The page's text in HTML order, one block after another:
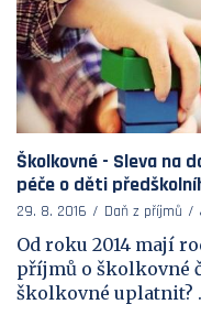
Školkovné - Sleva na
péče o děti
29. 8. 2016 Daň z příjmů
Od roku 2014 mají
příjmů o školkovné
školkovné uplatnit?